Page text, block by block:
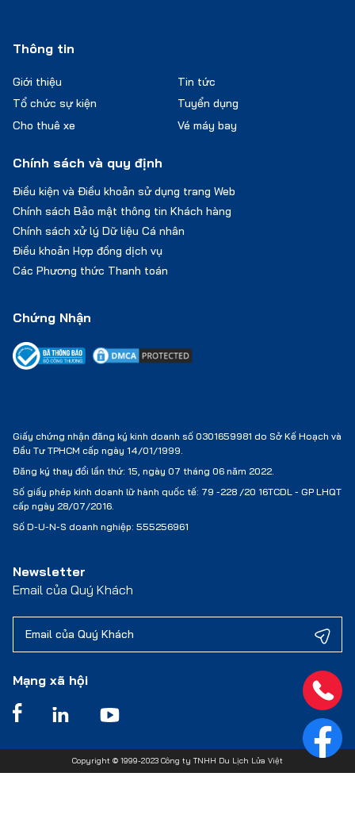
Chứng Nhận
Giấy chứng nhận đăng ký kinh doanh số 0301659981 do Sở Kế Hoạch và
Đầu Tư TPHCM cấp ngày 14/01/1999.
Đăng ký thay đổi lần thứ: 15, ngày 07 tháng 06 năm 2022.
Số giấy phép kinh doanh lữ hành quốc tế: 79 -228 /20 16TCDL - GP LHQT
cấp ngày 28/07/2016.
Số D-U-N-S doanh nghiệp: 555256961
Thông tin
Giới thiệu
Tổ chức sự kiện
Cho thuê xe
Vé máy bay
Tin tức
Tuyển dụng
Chính sách và quy định
Điều kiện và Điều khoản sử dụng trang Web
Chính sách Bảo mật thông tin Khách hàng
Chính sách xử lý Dữ liệu Cá nhân
Điều khoản Hợp đồng dịch vụ
Các Phương thức Thanh toán
Newsletter
Email của Quý Khách
Mạng xã hội
Copyright © 1999-2023 Công ty TNHH Du Lịch Lửa Việt